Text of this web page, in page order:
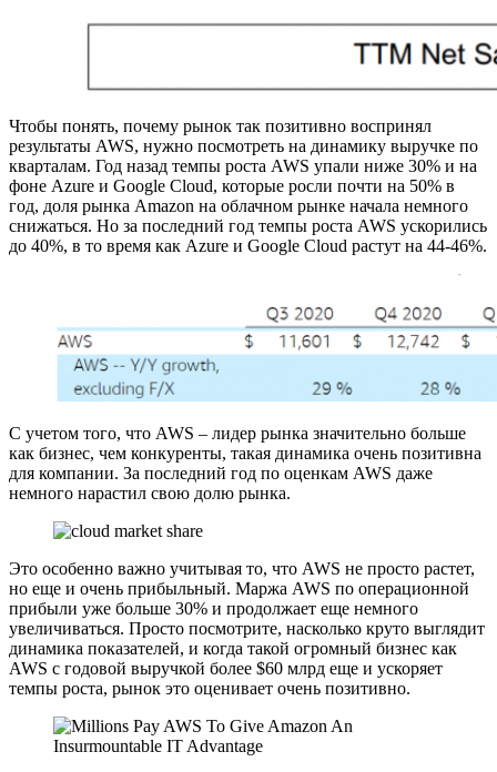
Чтобы понять, почему рынок так позитивно воспринял
результаты AWS, нужно посмотреть на динамику выручке по
кварталам. Год назад темпы роста AWS упали ниже 30% и на
фоне Azure и Google Cloud, которые росли почти на 50% в
год, доля рынка Amazon на облачном рынке начала немного
снижаться. Но за последний год темпы роста AWS ускорились
до 40%, в то время как Azure и Google Cloud растут на 44-46%.
С учетом того, что AWS – лидер рынка значительно больше
как бизнес, чем конкуренты, такая динамика очень позитивна
для компании. За последний год по оценкам AWS даже
немного нарастил свою долю рынка.
Это особенно важно учитывая то, что AWS не просто растет,
но еще и очень прибыльный. Маржа AWS по операционной
прибыли уже больше 30% и продолжает еще немного
увеличиваться. Просто посмотрите, насколько круто выглядит
динамика показателей, и когда такой огромный бизнес как
AWS с годовой выручкой более $60 млрд еще и ускоряет
темпы роста, рынок это оценивает очень позитивно.